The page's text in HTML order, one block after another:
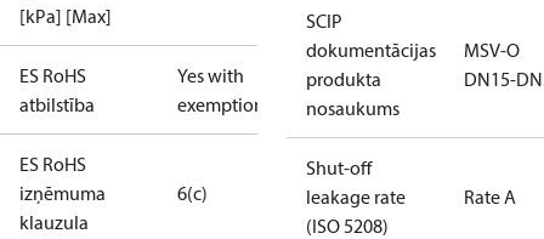
[kPa] [Max]
ES RoHS
atbilstība
Yes with
exemptions
ES RoHS
izņēmuma
klauzula
6(c)
SCIP
dokumentācijas
produkta
nosaukums
MSV-O
DN15-
Shut-off
leakage rate
(ISO 5208)
Rate A